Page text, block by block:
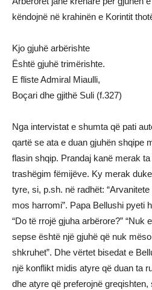
këndojnë në krahinën e Korintit
Kjo gjuhë arbërishte
Është gjuhë trimërishte.
E fliste Admiral Miaulli,
Boçari dhe gjithë Suli (f.327)
Nga intervistat e shumta që pati
qartë se ata e duan gjuhën shqipe
flasin shqip. Prandaj kanë merak ta
trashëgim fëmijëve. Ky merak
tyre, si, p.sh. në radhët:
mos harromi”. Papa Bellushi pyeti
“Do të rrojë gjuha arbërore?” “Nuk
sepse është një gjuhë që nuk
shkruhet”. Dhe vërtet bisedat e
një konflikt midis atyre që duan ta
dhe atyre që preferojnë